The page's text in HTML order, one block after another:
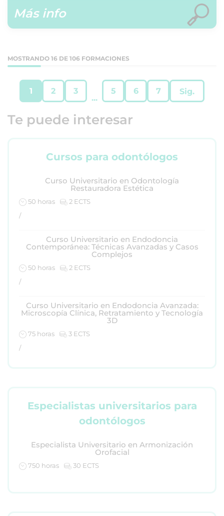
Más info
MOSTRANDO 16 DE 106 FORMACIONES
1 2 3
...
5 6 7 Sig.
Te puede interesar
Cursos para odontólogos
Curso Universitario en Odontología
Restauradora Estética
50 horas
2 ECTS
/
Curso Universitario en Endodoncia
Contemporánea: Técnicas Avanzadas y Casos
Complejos
50 horas
2 ECTS
/
Curso Universitario en Endodoncia Avanzada:
Microscopía Clínica, Retratamiento y Tecnología
3D
75 horas
3 ECTS
/
Especialistas universitarios para
odontólogos
Especialista Universitario en Armonización
Orofacial
750 horas 30 ECTS